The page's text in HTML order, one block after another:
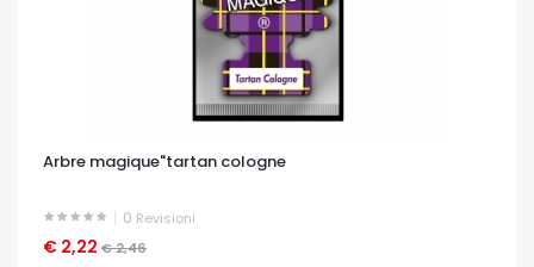
Arbre magique"tartan cologne
0 Revisioni
€ 2,22 € 2,46
OCCHIATA VELOCE